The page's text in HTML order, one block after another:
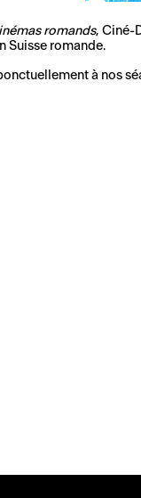
romands, Ciné-
Suisse romande.
à nos